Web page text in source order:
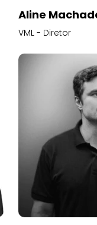
Aline
VML - Diretor